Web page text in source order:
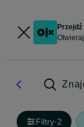
Filtry·2